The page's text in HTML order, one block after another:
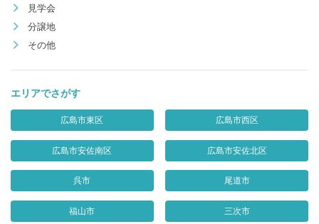
見学会
分譲地
その他
エリアでさがす
広島市東区 広島市西区
広島市安佐南区 広島市安佐北区
呉市 尾道市
福山市 三次市